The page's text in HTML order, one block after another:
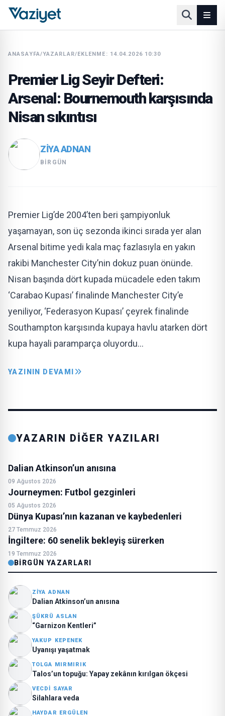
ANASAYFA/YAZARLAR/EKLENME: 14.04.2026 10:30
Premier Lig Seyir Defteri:
Arsenal: Bournemouth karşısında
Nisan sıkıntısı
ZIYA ADNAN
BIRGÜN
Premier Lig’de 2004’ten beri şampiyonluk
yaşamayan, son üç sezonda ikinci sırada yer alan
Arsenal bitime yedi kala maç fazlasıyla en yakın
rakibi Manchester City’nin dokuz puan önünde.
Nisan başında dört kupada mücadele eden takım
‘Carabao Kupası’ finalinde Manchester City’e
yeniliyor, ‘Federasyon Kupası’ çeyrek finalinde
Southampton karşısında kupaya havlu atarken dört
kupa hayali paramparça oluyordu…
YAZININ DEVAMI
YAZARIN DİĞER YAZILARI
Dalian Atkinson’un anısına
09 Ağustos 2026
Journeymen: Futbol gezginleri
05 Ağustos 2026
Dünya Kupası’nın kazanan ve kaybedenleri
27 Temmuz 2026
İngiltere: 60 senelik bekleyiş sürerken
19 Temmuz 2026
BIRGÜN YAZARLARI
ZIYA ADNAN
Dalian Atkinson’un anısına
ŞÜKRÜ ASLAN
“Garnizon Kentleri”
YAKUP KEPENEK
Uyanışı yaşatmak
TOLGA MIRMIRIK
Talos’un topuğu: Yapay zekânın kırılgan ökçesi
VECDI SAYAR
Silahlara veda
HAYDAR ERGÜLEN